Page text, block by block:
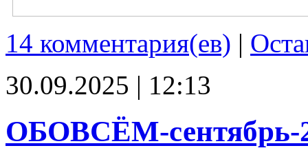
14 комментария(ев) |
30.09.2025 | 12:13
ОБОВСЁМ-сентябрь-